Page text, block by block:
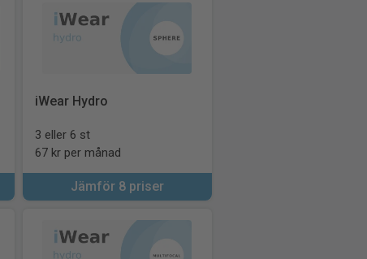
iWear Hydro
3 eller 6 st
67 kr per månad
Jämför 8 priser